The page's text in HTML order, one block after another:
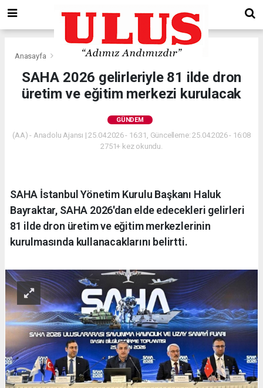
Anasayfa Gündem
SAHA 2026 gelirleriyle 81 ilde dron
üretim ve eğitim merkezi kurulacak
GÜNDEM
(AA) - Anadolu Ajansı | 25.04.2026 - 16:31, Güncelleme: 25.04.2026 - 16:08
2751+ kez okundu.
SAHA İstanbul Yönetim Kurulu Başkanı Haluk
Bayraktar, SAHA 2026'dan elde edecekleri gelirleri
81 ilde dron üretim ve eğitim merkezlerinin
kurulmasında kullanacaklarını belirtti.